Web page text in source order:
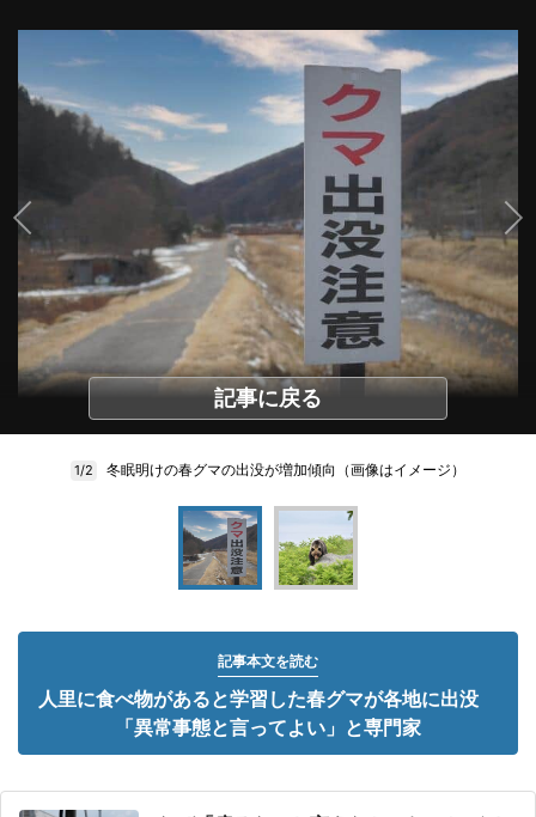
記事に戻る
1/2 冬眠明けの春グマの出没が増加傾向（画像はイメージ）
記事本文を読む
人里に食べ物があると学習した春グマが各地に出没
「異常事態と言ってよい」と専門家